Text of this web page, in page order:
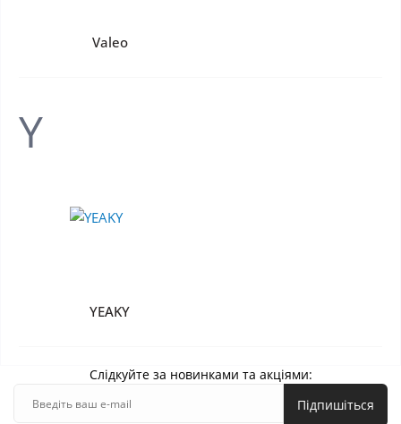
Valeo
Y
YEAKY
Слідкуйте за новинками та акціями:
Підпишіться